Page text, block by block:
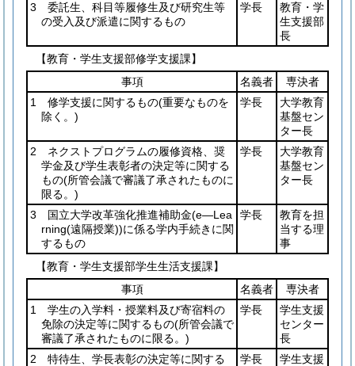
3 委託生、科目等履修生及び研究生等
の受入及び派遣に関するもの
学長
教育・学
生支援部
長
【教育・学生支援部修学支援課】
事項
名義者
専決者
1 修学支援に関するもの(重要なものを
除く。)
学長
大学教育
基盤セン
ター長
2 ネクストプログラムの履修資格、奨
学金及び学生表彰者の決定等に関する
もの(所管会議で審議了承されたものに
限る。)
学長
大学教育
基盤セン
ター長
3 国立大学改革強化推進補助金(e―Lea
rning(遠隔授業))に係る学内手続きに関
するもの
学長
教育を担
当する理
事
【教育・学生支援部学生生活支援課】
事項
名義者
専決者
1 学生の入学料・授業料及び寄宿料の
免除の決定等に関するもの(所管会議で
審議了承されたものに限る。)
学長
学生支援
センター
長
2 特待生、学長表彰の決定等に関する
学長
学生支援